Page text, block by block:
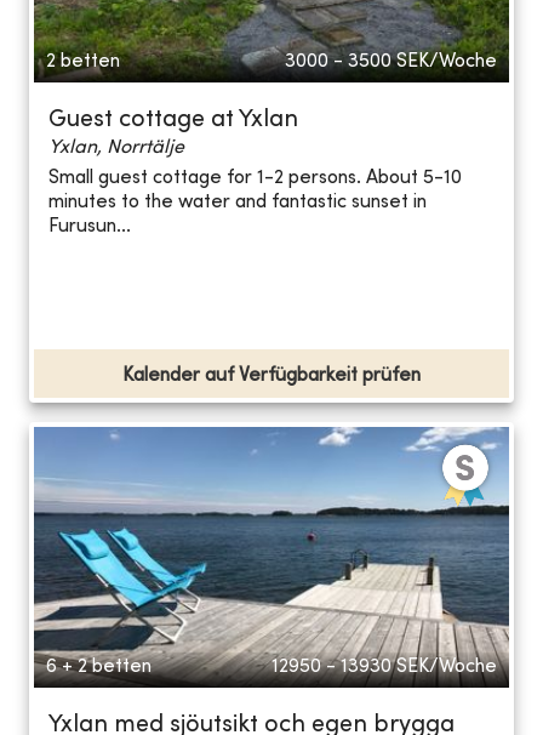
2 betten 3000 - 3500 SEK/Woche
Guest cottage at Yxlan
Yxlan, Norrtälje
Small guest cottage for 1-2 persons. About 5-10
minutes to the water and fantastic sunset in
Furusun...
Kalender auf Verfügbarkeit prüfen
6 + 2 betten 12950 - 13930 SEK/Woche
Yxlan med sjöutsikt och egen brygga